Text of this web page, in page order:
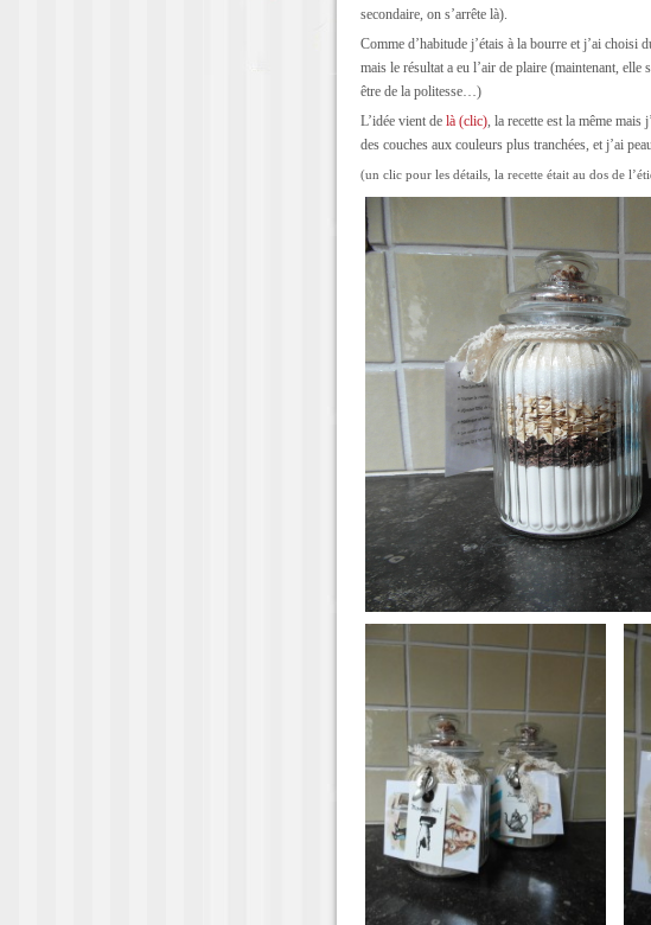
secondaire, on s’arrête là).
Comme d’habitude j’étais à la bourre et j’ai choisi
mais le résultat a eu l’air de plaire (maintenant, elle
être de la politesse…)
L’idée vient de là (clic), la recette est la même mais
des couches aux couleurs plus tranchées, et j’ai
(un clic pour les détails, la recette était au dos de